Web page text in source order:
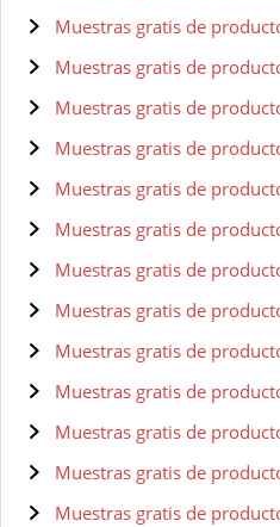
Muestras gratis de
Muestras gratis de
Muestras gratis de
Muestras gratis de
Muestras gratis de
Muestras gratis de
Muestras gratis de
Muestras gratis de
Muestras gratis de
Muestras gratis de
Muestras gratis de
Muestras gratis de
Muestras gratis de